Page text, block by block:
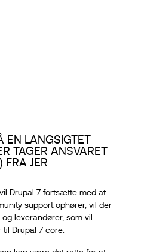
EN LANGSIGTET
TAGER ANSVARET
FRA JER
Drupal 7 fortsætte med at
support ophører, vil der
leverandører, som vil
Drupal 7 core.